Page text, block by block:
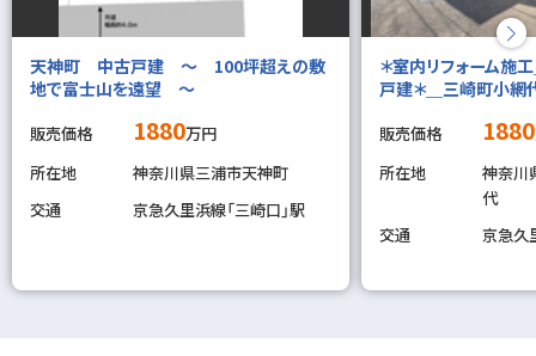
天神町 中古戸建 ～ 100坪超えの敷
地で富士山を遠望 ～
販売価格 1880万円
所在地
神奈川県三浦市天神町
交通
京急久里浜線「三崎口」駅
＊室内リフォーム施
戸建＊＿三崎町小網
販売価格 1880
所在地
神奈川
代
交通
京急久